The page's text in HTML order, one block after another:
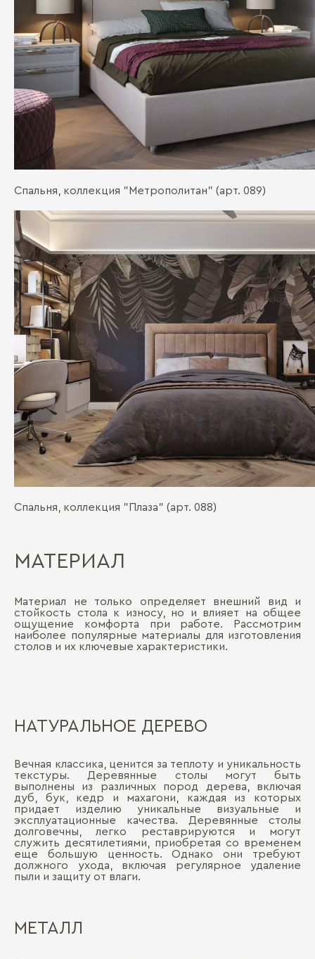
Спальня, коллекция "Метрополитан" (арт. 089)
Спальня, коллекция "Плаза" (арт. 088)
МАТЕРИАЛ
Материал не только определяет внешний вид и
стойкость стола к износу, но и влияет на общее
ощущение комфорта при работе. Рассмотрим
наиболее популярные материалы для изготовления
столов и их ключевые характеристики.
НАТУРАЛЬНОЕ ДЕРЕВО
Вечная классика, ценится за теплоту и уникальность
текстуры. Деревянные столы могут быть
выполнены из различных пород дерева, включая
дуб, бук, кедр и махагони, каждая из которых
придает изделию уникальные визуальные и
эксплуатационные качества. Деревянные столы
долговечны, легко реставрируются и могут
служить десятилетиями, приобретая со временем
еще большую ценность. Однако они требуют
должного ухода, включая регулярное удаление
пыли и защиту от влаги.
МЕТАЛЛ